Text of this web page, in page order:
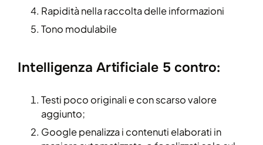
Rapidità nella raccolta delle informazioni
Tono modulabile
Intelligenza Artificiale 5 contro:
Testi poco originali e con scarso valore
aggiunto;
Google penalizza i contenuti elaborati in